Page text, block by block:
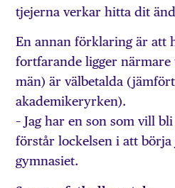
tjejerna verkar hitta dit
En annan förklaring är att
fortfarande ligger
män) är väl­betalda
akademikeryrken).
– Jag har en son som vill
förstår lockelsen i att
gymnasiet.